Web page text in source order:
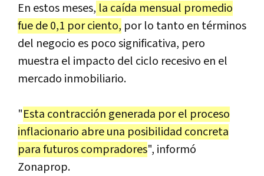
En estos meses, la caída mensual promedio
fue de 0,1 por ciento, por lo tanto en términos
del negocio es poco significativa, pero
muestra el impacto del ciclo recesivo en el
mercado inmobiliario.
"Esta contracción generada por el proceso
inflacionario abre una posibilidad concreta
para futuros compradores", informó
Zonaprop.